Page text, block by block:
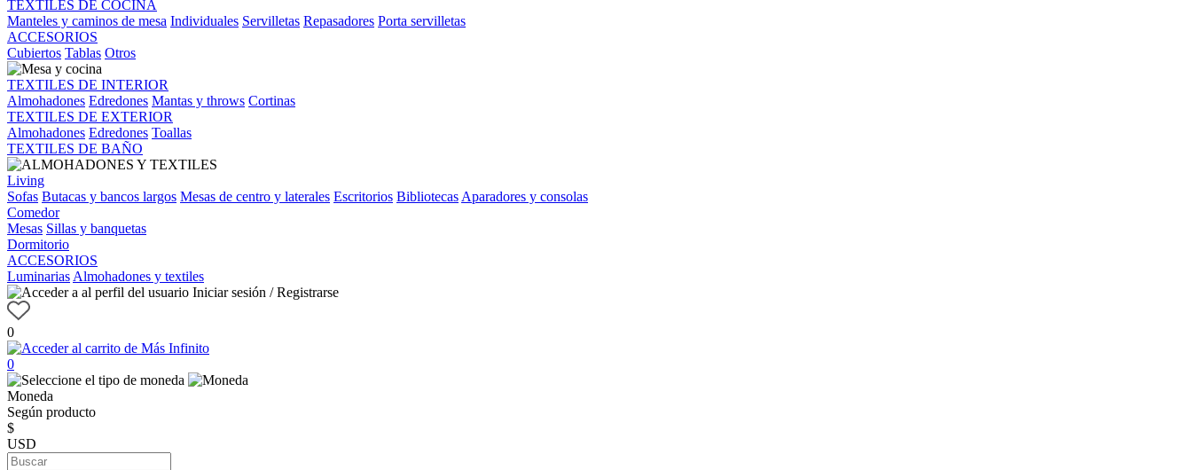
TEXTILES DE COCINA
Manteles y caminos de mesa Individuales Servilletas Repasadores Porta servilletas
ACCESORIOS
Cubiertos Tablas Otros
TEXTILES DE INTERIOR
Almohadones Edredones Mantas y throws Cortinas
TEXTILES DE EXTERIOR
Almohadones Edredones Toallas
TEXTILES DE BAÑO
Living
Sofas Butacas y bancos largos Mesas de centro y laterales Escritorios Bibliotecas Aparadores y consolas
Comedor
Mesas Sillas y banquetas
Dormitorio
ACCESORIOS
Luminarias Almohadones y textiles
Iniciar sesión / Registrarse
0
0
Moneda
Según producto
$
USD